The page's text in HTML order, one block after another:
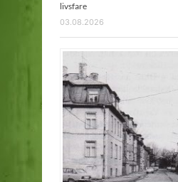
livsfare
03.08.2026